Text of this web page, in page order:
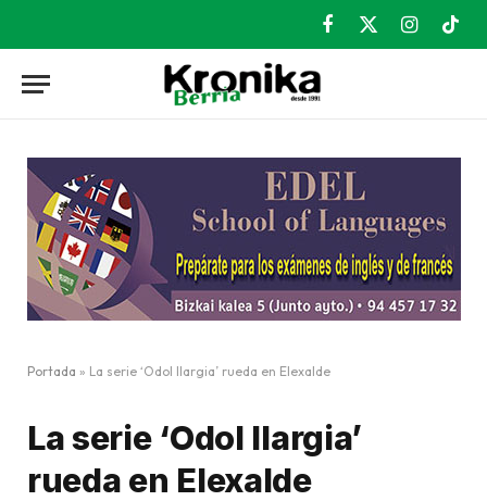
Facebook
X
Instagram
Portada » La serie ‘Odol Ilargia’ rueda en Elexalde
La serie ‘Odol Ilargia’
rueda en Elexalde